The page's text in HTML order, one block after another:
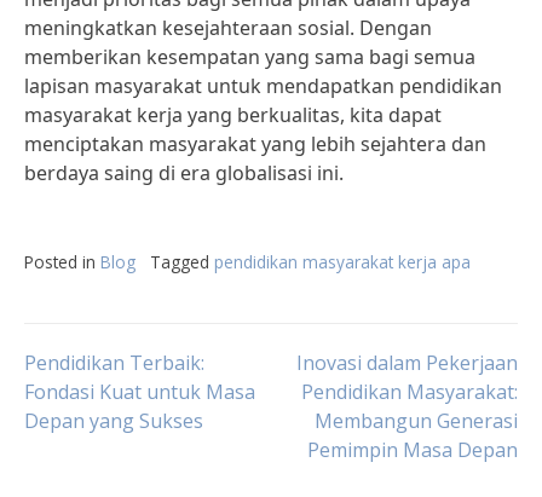
meningkatkan kesejahteraan sosial. Dengan
memberikan kesempatan yang sama bagi semua
lapisan masyarakat untuk mendapatkan pendidikan
masyarakat kerja yang berkualitas, kita dapat
menciptakan masyarakat yang lebih sejahtera dan
berdaya saing di era globalisasi ini.
Posted in Blog Tagged pendidikan masyarakat kerja apa
Post
navigation
Pendidikan Terbaik:
Fondasi Kuat untuk Masa
Depan yang Sukses
Inovasi dalam Pekerjaan
Pendidikan Masyarakat:
Membangun Generasi
Pemimpin Masa Depan